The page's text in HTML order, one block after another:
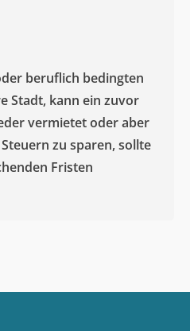
beruflich bedingten
Stadt, kann ein zuvor
vermietet oder aber
zu sparen, sollte
Fristen